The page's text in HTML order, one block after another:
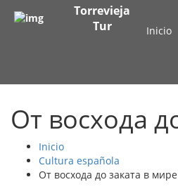
Torrevieja
Tur
Inicio
От восхода
Inicio
Cultura española
От восхода до заката в